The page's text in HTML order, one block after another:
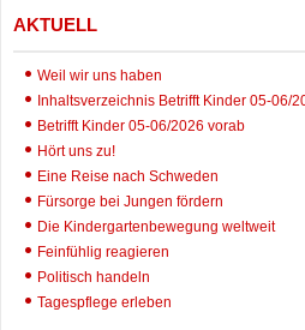
AKTUELL
Weil wir uns haben
Inhaltsverzeichnis Betrifft Kinder 05-06/
Betrifft Kinder 05-06/2026 vorab
Hört uns zu!
Eine Reise nach Schweden
Fürsorge bei Jungen fördern
Die Kindergartenbewegung weltweit
Feinfühlig reagieren
Politisch handeln
Tagespflege erleben